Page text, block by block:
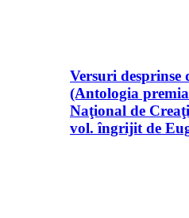
Versuri desprinse
(Antologia
Naţional de
vol. îngrijit de